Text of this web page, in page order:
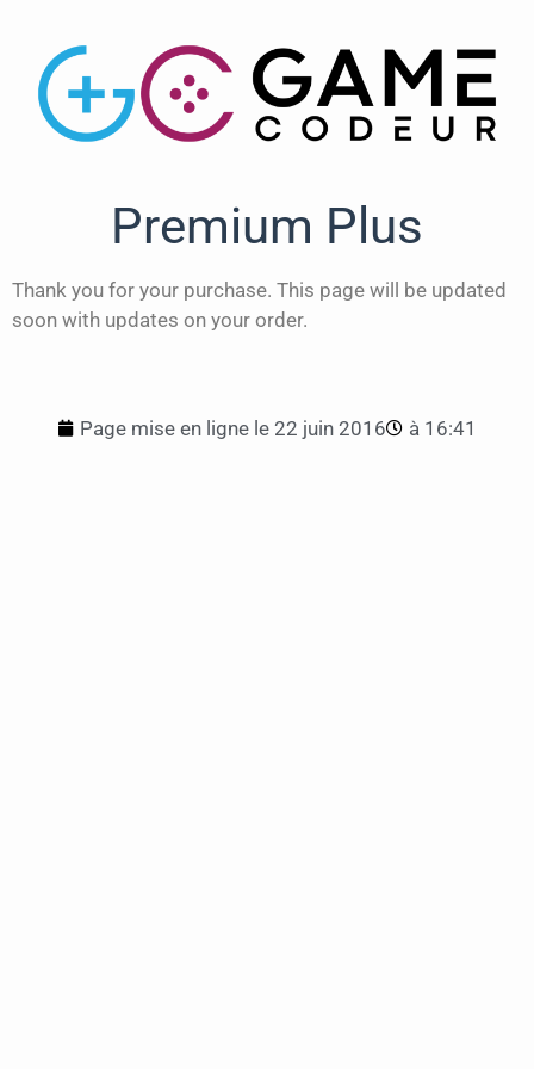
Premium Plus
Thank you for your purchase. This page will be updated
soon with updates on your order.
Page mise en ligne le 22 juin 2016 à 16:41